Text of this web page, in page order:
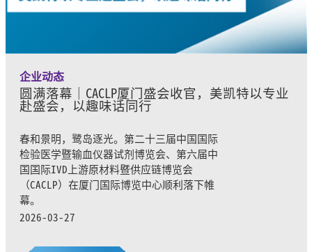
企业动态
圆满落幕｜CACLP厦门盛会收官，美凯特以专业
赴盛会，以趣味话同行
春和景明，鹭岛逐光。第二十三届中国国际
检验医学暨输血仪器试剂博览会、第六届中
国国际IVD上游原材料暨供应链博览会
（CACLP）在厦门国际博览中心顺利落下帷
幕。
2026-03-27